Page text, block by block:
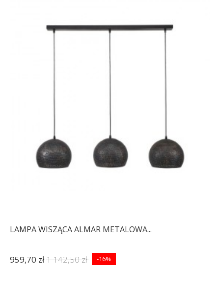
LAMPA WISZĄCA ALMAR METALOWA...
959,70 zł1 142,50 zł -16%